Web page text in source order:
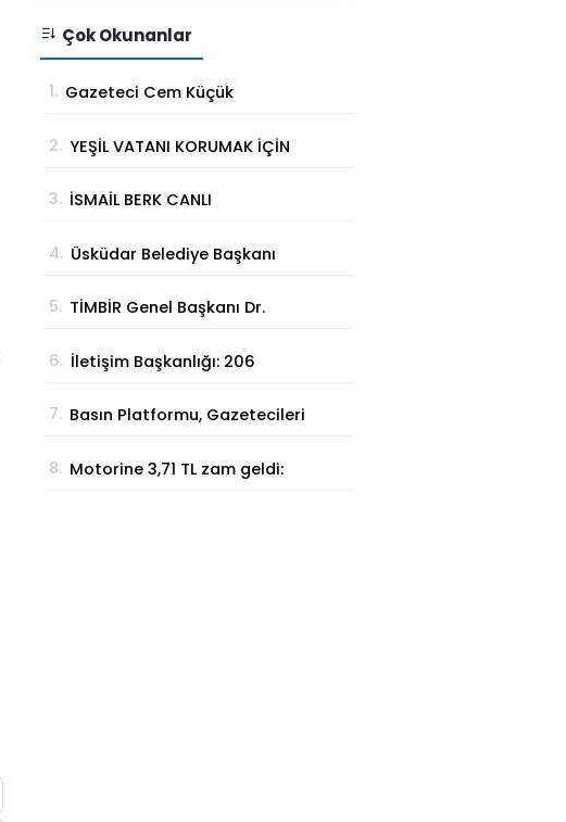
Çok Okunanlar
1. Gazeteci Cem Küçük
gelişme
2. YEŞİL VATANI KORUMAK İÇİN
TERMAL ÇÖZÜM
3. İSMAİL BERK CANLI
GURURUMUZ OLDU!
4. Üsküdar Belediye Başkanı
Sinem Dedetaş tutuklandı
5. TİMBİR Genel Başkanı Dr.
Birinci’ye taziye ziyareti
6. İletişim Başkanlığı: 206
yangının 202'si kontrol altına
alındı
7. Basın Platformu, Gazetecileri
8. Motorine 3,71 TL zam geldi:
Güncel akaryakıt fiyatları belli